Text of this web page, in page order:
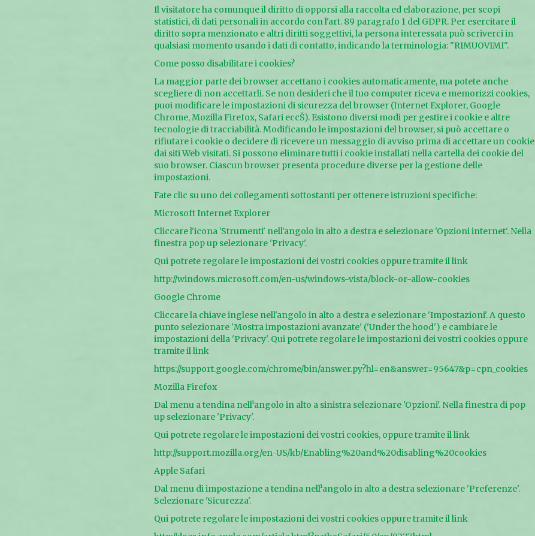
Il visitatore ha comunque il diritto di opporsi alla raccolta ed elaborazione, per scopi
statistici, di dati personali in accordo con l'art. 89 paragrafo 1 del GDPR. Per esercitare il
diritto sopra menzionato e altri diritti soggettivi, la persona interessata può scriverci in
qualsiasi momento usando i dati di contatto, indicando la terminologia: "RIMUOVIMI".
Come posso disabilitare i cookies?
La maggior parte dei browser accettano i cookies automaticamente, ma potete anche
scegliere di non accettarli. Se non desideri che il tuo computer riceva e memorizzi cookies,
puoi modificare le impostazioni di sicurezza del browser (Internet Explorer, Google
Chrome, Mozilla Firefox, Safari eccŠ). Esistono diversi modi per gestire i cookie e altre
tecnologie di tracciabilità. Modificando le impostazioni del browser, si può accettare o
rifiutare i cookie o decidere di ricevere un messaggio di avviso prima di accettare un cookie
dai siti Web visitati. Si possono eliminare tutti i cookie installati nella cartella dei cookie del
suo browser. Ciascun browser presenta procedure diverse per la gestione delle
impostazioni.
Fate clic su uno dei collegamenti sottostanti per ottenere istruzioni specifiche:
Microsoft Internet Explorer
Cliccare l'icona 'Strumenti' nell'angolo in alto a destra e selezionare 'Opzioni internet'. Nella
finestra pop up selezionare 'Privacy'.
Qui potrete regolare le impostazioni dei vostri cookies oppure tramite il link
http://windows.microsoft.com/en-us/windows-vista/block-or-allow-cookies
Google Chrome
Cliccare la chiave inglese nell'angolo in alto a destra e selezionare 'Impostazioni'. A questo
punto selezionare 'Mostra impostazioni avanzate' ('Under the hood') e cambiare le
impostazioni della 'Privacy'. Qui potrete regolare le impostazioni dei vostri cookies oppure
tramite il link
https://support.google.com/chrome/bin/answer.py?hl=en&answer=95647&p=cpn_cookies
Mozilla Firefox
Dal menu a tendina nell¹angolo in alto a sinistra selezionare 'Opzioni'. Nella finestra di pop
up selezionare 'Privacy'.
Qui potrete regolare le impostazioni dei vostri cookies, oppure tramite il link
http://support.mozilla.org/en-US/kb/Enabling%20and%20disabling%20cookies
Apple Safari
Dal menu di impostazione a tendina nell¹angolo in alto a destra selezionare 'Preferenze'.
Selezionare 'Sicurezza'.
Qui potrete regolare le impostazioni dei vostri cookies oppure tramite il link